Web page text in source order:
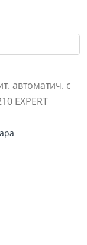
автоматич. с
EXPERT